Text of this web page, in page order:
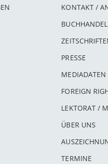
KONTAKT /
BUCHHANDEL
PRESSE
MEDIADATEN
FOREIGN
LEKTORAT /
ÜBER UNS
TERMINE